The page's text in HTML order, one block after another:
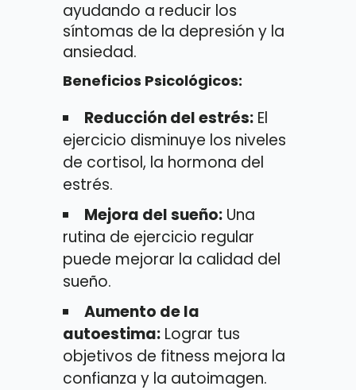
ayudando a reducir los
síntomas de la depresión y la
ansiedad.
Beneficios Psicológicos:
Reducción del estrés: El
ejercicio disminuye los niveles
de cortisol, la hormona del
estrés.
Mejora del sueño: Una
rutina de ejercicio regular
puede mejorar la calidad del
sueño.
Aumento de la
autoestima: Lograr tus
objetivos de fitness mejora la
confianza y la autoimagen.